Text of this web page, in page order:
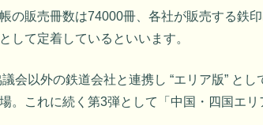
の販売冊数は74000冊、各社が販売する鉄
して定着しているといいます。
会以外の鉄道会社と連携し “エリア版” と
。これに続く第3弾として「中国・四国エリ